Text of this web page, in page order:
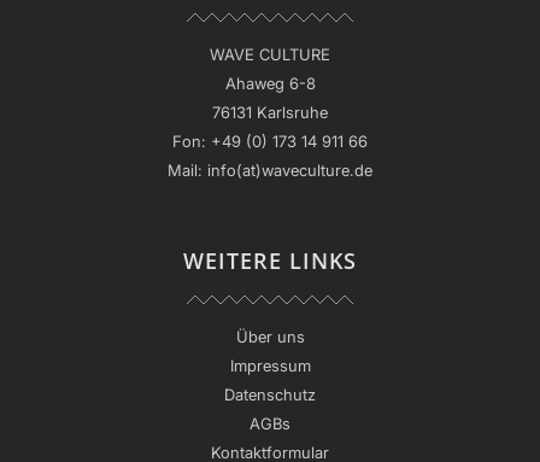
WAVE CULTURE
Ahaweg 6-8
76131 Karlsruhe
Fon: +49 (0) 173 14 911 66
Mail: info(at)waveculture.de
WEITERE LINKS
Über uns
Impressum
Datenschutz
AGBs
Kontaktformular